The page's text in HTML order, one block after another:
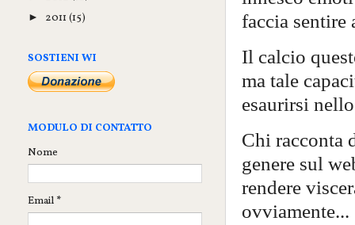
faccia sentire
Il calcio
ma tale
esaurirsi
Chi racconta
genere sul
rendere
ovviamente...
► 2011 (15)
SOSTIENI WI
MODULO DI CONTATTO
Nome
Email *